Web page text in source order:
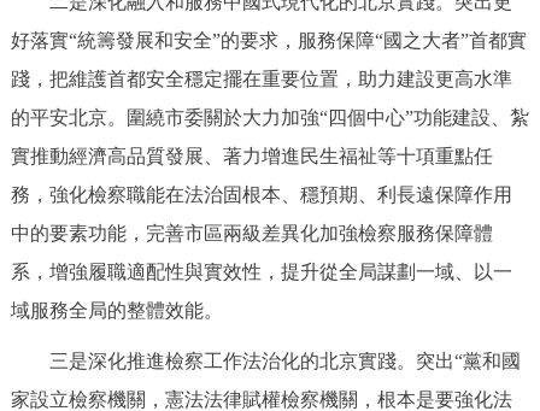
好落實“統籌發展和安全”的要求，服務保障“國之大者”首都實
踐，把維護首都安全穩定擺在重要位置，助力建設更高水準
的平安北京。圍繞市委關於大力加強“四個中心”功能建設、紮
實推動經濟高品質發展、著力增進民生福祉等十項重點任
務，強化檢察職能在法治固根本、穩預期、利長遠保障作用
中的要素功能，完善市區兩級差異化加強檢察服務保障體
系，增強履職適配性與實效性，提升從全局謀劃一域、以一
域服務全局的整體效能。
三是深化推進檢察工作法治化的北京實踐。突出“黨和國
家設立檢察機關，憲法法律賦權檢察機關，根本是要強化法